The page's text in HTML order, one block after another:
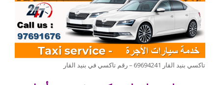
تاكسي بنيد القار 69694241 – رقم تاكسي في بنيد القار